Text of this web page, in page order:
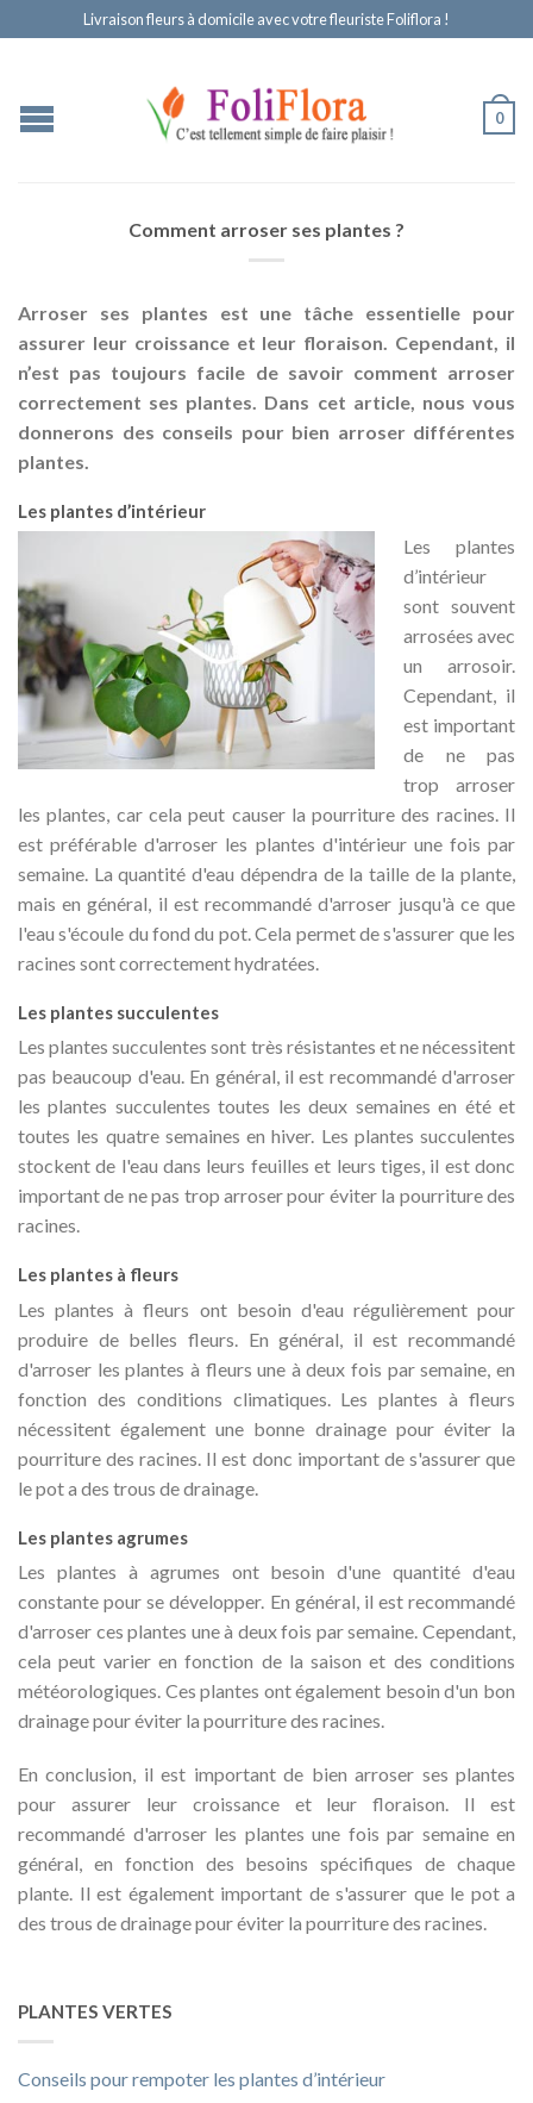
Livraison fleurs à domicile avec votre fleuriste Foliflora !
0
Comment arroser ses plantes ?
Arroser ses plantes est une tâche essentielle pour
assurer leur croissance et leur floraison. Cependant, il
n’est pas toujours facile de savoir comment arroser
correctement ses plantes. Dans cet article, nous vous
donnerons des conseils pour bien arroser différentes
plantes.
Les plantes d’intérieur
Les plantes
d’intérieur
sont souvent
arrosées avec
un arrosoir.
Cependant, il
est important
de ne pas
trop arroser
les plantes, car cela peut causer la pourriture des racines. Il
est préférable d'arroser les plantes d'intérieur une fois par
semaine. La quantité d'eau dépendra de la taille de la plante,
mais en général, il est recommandé d'arroser jusqu'à ce que
l'eau s'écoule du fond du pot. Cela permet de s'assurer que les
racines sont correctement hydratées.
Les plantes succulentes
Les plantes succulentes sont très résistantes et ne nécessitent
pas beaucoup d'eau. En général, il est recommandé d'arroser
les plantes succulentes toutes les deux semaines en été et
toutes les quatre semaines en hiver. Les plantes succulentes
stockent de l'eau dans leurs feuilles et leurs tiges, il est donc
important de ne pas trop arroser pour éviter la pourriture des
racines.
Les plantes à fleurs
Les plantes à fleurs ont besoin d'eau régulièrement pour
produire de belles fleurs. En général, il est recommandé
d'arroser les plantes à fleurs une à deux fois par semaine, en
fonction des conditions climatiques. Les plantes à fleurs
nécessitent également une bonne drainage pour éviter la
pourriture des racines. Il est donc important de s'assurer que
le pot a des trous de drainage.
Les plantes agrumes
Les plantes à agrumes ont besoin d'une quantité d'eau
constante pour se développer. En général, il est recommandé
d'arroser ces plantes une à deux fois par semaine. Cependant,
cela peut varier en fonction de la saison et des conditions
météorologiques. Ces plantes ont également besoin d'un bon
drainage pour éviter la pourriture des racines.
En conclusion, il est important de bien arroser ses plantes
pour assurer leur croissance et leur floraison. Il est
recommandé d'arroser les plantes une fois par semaine en
général, en fonction des besoins spécifiques de chaque
plante. Il est également important de s'assurer que le pot a
des trous de drainage pour éviter la pourriture des racines.
PLANTES VERTES
Conseils pour rempoter les plantes d’intérieur